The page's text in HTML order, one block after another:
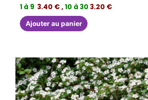
1 à 9 3.40 € ,10 à 30 3.20 €
Ajouter au panier